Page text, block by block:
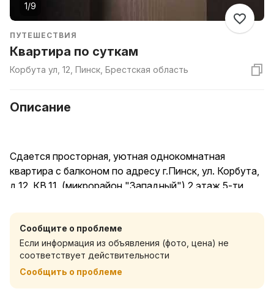
1/9
ПУТЕШЕСТВИЯ
Квартира по суткам
Корбута ул, 12, Пинск, Брестская область
Описание
Сдается просторная, уютная однокомнатная
квартира с балконом по адресу г.Пинск, ул. Корбута,
д.12, КВ.11. (микрорайон "Западный") 2 этаж 5-ти
парковка. В квартире имеется мебель: угловой евро
диван, двуспальная тахта, холодильник, газовая
плита, микроволновка, утюг с гладильной доской.
Также, в наличии наборы полотенец и постельного
белья, WI-FI, на кухне имеется посуда и столовые
приборы . В шаговой доступности продуктовые и
Сообщите о проблеме
Если информация из объявления (фото, цена) не
соответствует действительности
Сообщить о проблеме